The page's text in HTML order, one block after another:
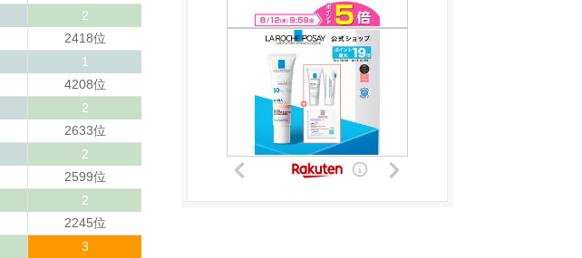
2
2418位
1
4208位
2
2633位
2
2599位
2
2245位
3